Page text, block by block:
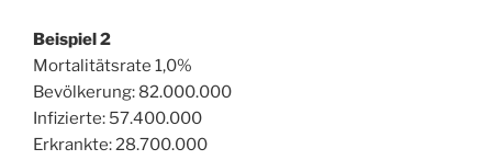
Beispiel 2
Mortalitätsrate 1,0%
Bevölkerung: 82.000.000
Infizierte: 57.400.000
Erkrankte: 28.700.000